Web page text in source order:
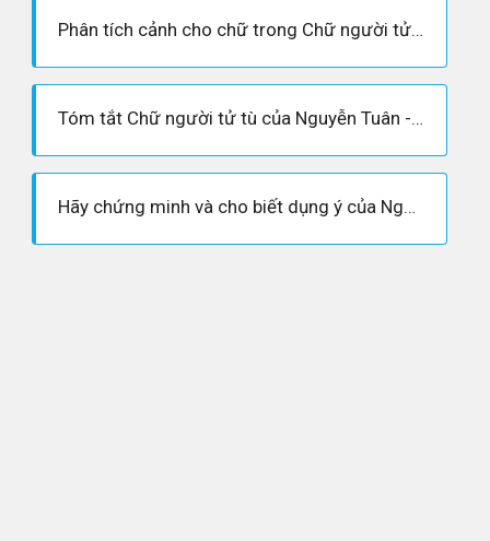
Phân tích cảnh cho chữ trong Chữ người tử tù hay nhất
Tóm tắt Chữ người tử tù của Nguyễn Tuân - Ngữ văn 11 tập 1
Hãy chứng minh và cho biết dụng ý của Nguyễn Tuân thông qua cách miêu tả chữ người tử tù